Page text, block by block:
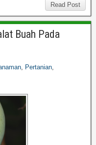
Read Post
Buah Pada
, Pertanian,